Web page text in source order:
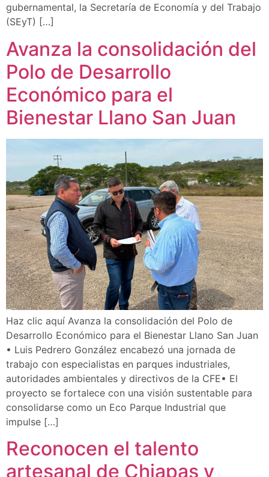
gubernamental, la Secretaría de Economía y del Trabajo
(SEyT) […]
Avanza la consolidación del
Polo de Desarrollo
Económico para el
Bienestar Llano San Juan
Haz clic aquí Avanza la consolidación del Polo de
Desarrollo Económico para el Bienestar Llano San Juan
• Luis Pedrero González encabezó una jornada de
trabajo con especialistas en parques industriales,
autoridades ambientales y directivos de la CFE• El
proyecto se fortalece con una visión sustentable para
consolidarse como un Eco Parque Industrial que
impulse […]
Reconocen el talento
artesanal de Chiapas y